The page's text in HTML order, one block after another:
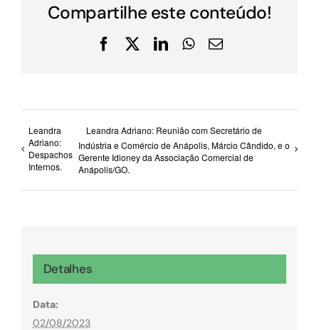
Compartilhe este conteúdo!
Facebook
X LinkedInWhatsApp
E-
Leandra
Adriano:
Despachos
Internos.
Leandra Adriano: Reunião com Secretário de
Indústria e Comércio de Anápolis, Márcio Cândido, e o
Gerente Idioney da Associação Comercial de
Anápolis/GO.
Detalhes
Data:
02/08/2023